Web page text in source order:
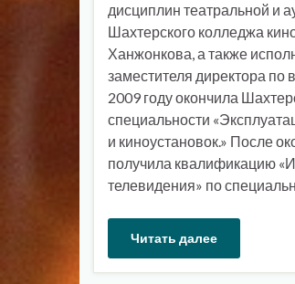
дисциплин театральной и
Шахтерского колледжа
Ханжонкова, а также
заместителя директора по
2009 году окончила
специальности
и киноустановок.» После
получила квалификацию
телевидения» по
Читать далее